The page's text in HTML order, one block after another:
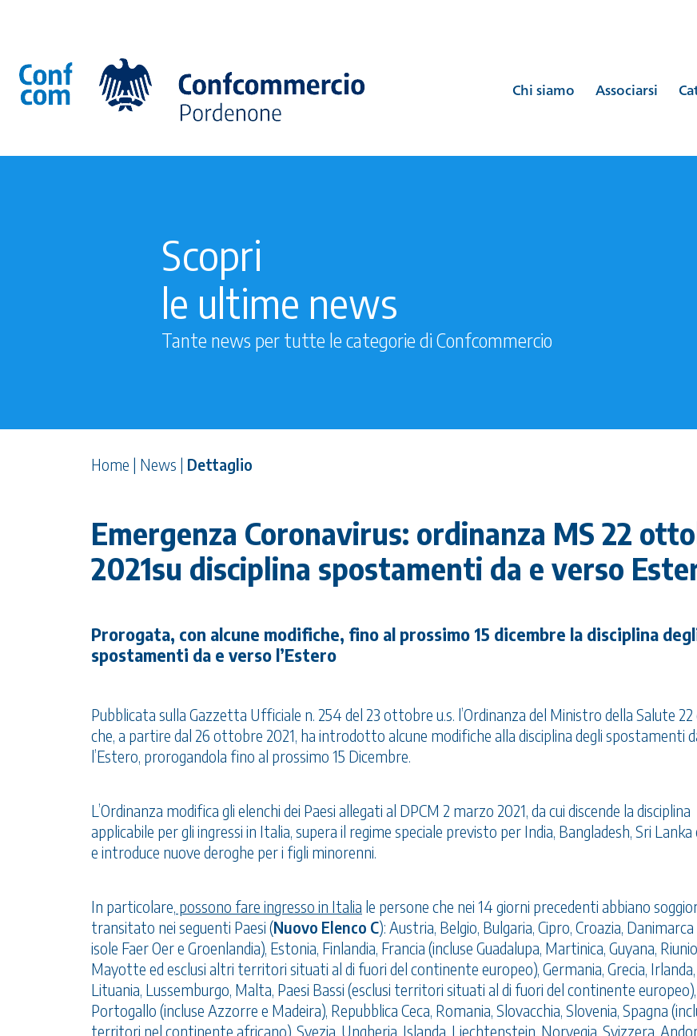
Chi siamo Associarsi
Scopri
le ultime news
Tante news per tutte le categorie di Confcommercio
Home | News | Dettaglio
Emergenza Coronavirus: ordinanza MS 22
2021su disciplina spostamenti da e verso
Prorogata, con alcune modifiche, fino al prossimo 15 dicembre la disciplina
spostamenti da e verso l’Estero
Pubblicata sulla Gazzetta Ufficiale n. 254 del 23 ottobre u.s. l’Ordinanza del Ministro della Salute
che, a partire dal 26 ottobre 2021, ha introdotto alcune modifiche alla disciplina degli spostamenti
l’Estero, prorogandola fino al prossimo 15 Dicembre.
L’Ordinanza modifica gli elenchi dei Paesi allegati al DPCM 2 marzo 2021, da cui discende la disciplina
applicabile per gli ingressi in Italia, supera il regime speciale previsto per India, Bangladesh, Sri Lanka
e introduce nuove deroghe per i figli minorenni.
In particolare, possono fare ingresso in Italia le persone che nei 14 giorni precedenti abbiano
transitato nei seguenti Paesi (Nuovo Elenco C): Austria, Belgio, Bulgaria, Cipro, Croazia, Danimarca
isole Faer Oer e Groenlandia), Estonia, Finlandia, Francia (incluse Guadalupa, Martinica, Guyana,
Mayotte ed esclusi altri territori situati al di fuori del continente europeo), Germania, Grecia,
Lituania, Lussemburgo, Malta, Paesi Bassi (esclusi territori situati al di fuori del continente
Portogallo (incluse Azzorre e Madeira), Repubblica Ceca, Romania, Slovacchia, Slovenia, Spagna
territori nel continente africano), Svezia, Ungheria, Islanda, Liechtenstein, Norvegia, Svizzera,